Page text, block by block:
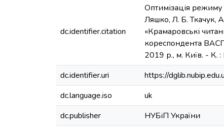
dc.identifier.citation
Оптимізація
Ляшко, Л. Б. Ткачук,
«Крамаровські
кореспондента
2019 р., м. Київ. - К.
dc.identifier.uri
https://
dc.language.iso
uk
dc.publisher
НУБіП України